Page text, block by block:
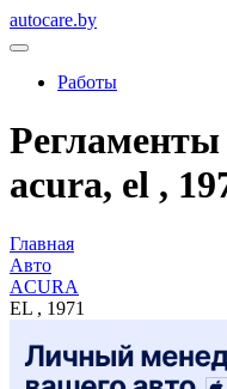
autocare.by
Работы
acura, el ,
Главная
Авто
ACURA
EL , 1971